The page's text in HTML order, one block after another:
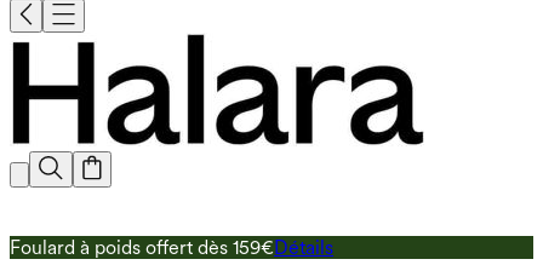
Foulard à poids offert dès 159€Détails